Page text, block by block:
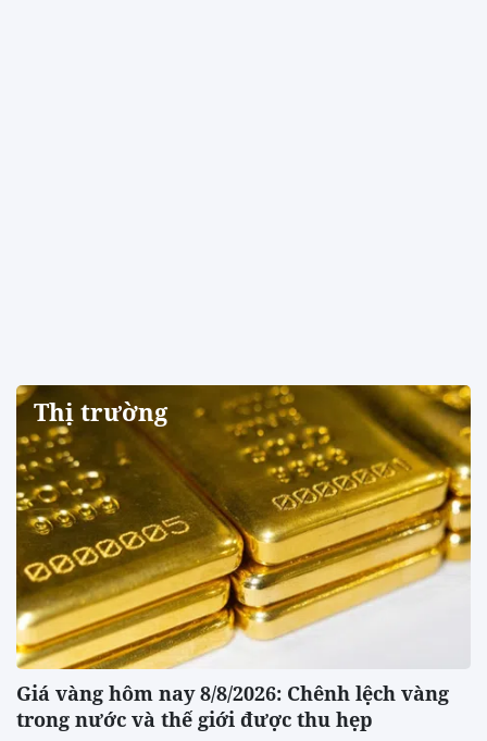
Thị trường
Giá vàng hôm nay 8/8/2026: Chênh lệch vàng
trong nước và thế giới được thu hẹp